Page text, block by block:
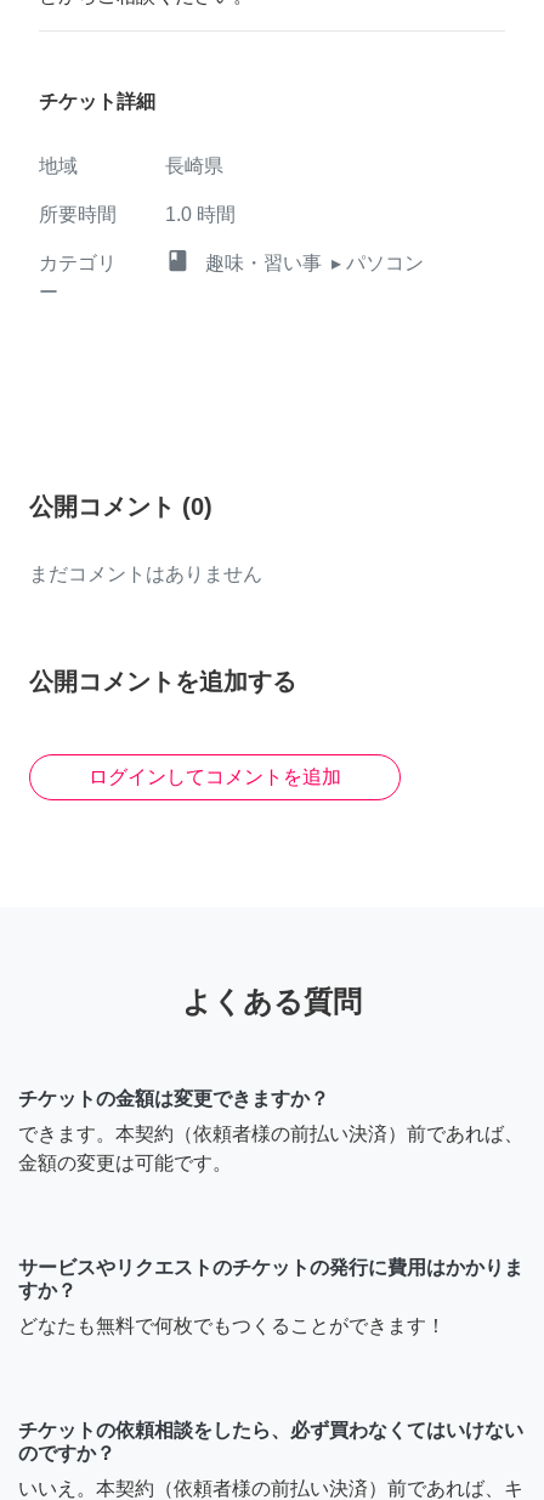
チケット詳細
地域 長崎県
所要時間 1.0 時間
カテゴリ
ー
class 趣味・習い事 ▸ パソコン
公開コメント (0)
まだコメントはありません
公開コメントを追加する
ログインしてコメントを追加
よくある質問
チケットの金額は変更できますか？
できます。本契約（依頼者様の前払い決済）前であれば、
金額の変更は可能です。
サービスやリクエストのチケットの発行に費用はかかりま
すか？
どなたも無料で何枚でもつくることができます！
チケットの依頼相談をしたら、必ず買わなくてはいけない
のですか？
いいえ。本契約（依頼者様の前払い決済）前であれば、キ